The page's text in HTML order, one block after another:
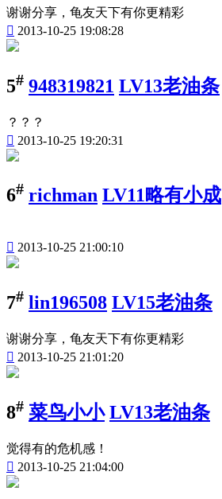
谢谢分享，龟友天下有你更精彩
 2013-10-25 19:08:28
5# 948319821 LV13老油条
？？？
 2013-10-25 19:20:31
6# richman LV11略有小成
 2013-10-25 21:00:10
7# lin196508 LV15老油条
谢谢分享，龟友天下有你更精彩
 2013-10-25 21:01:20
8# 菜鸟小小 LV13老油条
觉得有的危机感！
 2013-10-25 21:04:00